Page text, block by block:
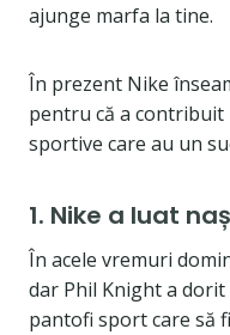
ajunge marfa la tine.
În prezent Nike
pentru că a
sportive care au un
1. Nike a luat
În acele vremuri
dar Phil Knight a
pantofi sport care să